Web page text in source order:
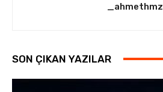
_ahmethmz
SON ÇIKAN YAZILAR